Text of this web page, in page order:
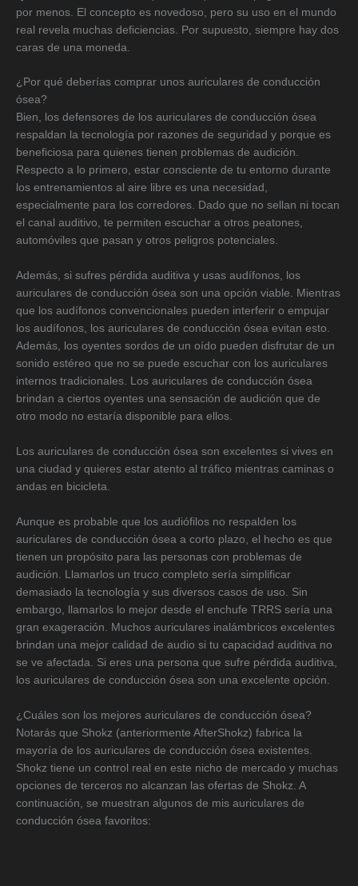
por menos. El concepto es novedoso, pero su uso en el mundo
real revela muchas deficiencias. Por supuesto, siempre hay dos
caras de una moneda.
¿Por qué deberías comprar unos auriculares de conducción
ósea?
Bien, los defensores de los auriculares de conducción ósea
respaldan la tecnología por razones de seguridad y porque es
beneficiosa para quienes tienen problemas de audición.
Respecto a lo primero, estar consciente de tu entorno durante
los entrenamientos al aire libre es una necesidad,
especialmente para los corredores. Dado que no sellan ni tocan
el canal auditivo, te permiten escuchar a otros peatones,
automóviles que pasan y otros peligros potenciales.
Además, si sufres pérdida auditiva y usas audífonos, los
auriculares de conducción ósea son una opción viable. Mientras
que los audífonos convencionales pueden interferir o empujar
los audífonos, los auriculares de conducción ósea evitan esto.
Además, los oyentes sordos de un oído pueden disfrutar de un
sonido estéreo que no se puede escuchar con los auriculares
internos tradicionales. Los auriculares de conducción ósea
brindan a ciertos oyentes una sensación de audición que de
otro modo no estaría disponible para ellos.
Los auriculares de conducción ósea son excelentes si vives en
una ciudad y quieres estar atento al tráfico mientras caminas o
andas en bicicleta.
Aunque es probable que los audiófilos no respalden los
auriculares de conducción ósea a corto plazo, el hecho es que
tienen un propósito para las personas con problemas de
audición. Llamarlos un truco completo sería simplificar
demasiado la tecnología y sus diversos casos de uso. Sin
embargo, llamarlos lo mejor desde el enchufe TRRS sería una
gran exageración. Muchos auriculares inalámbricos excelentes
brindan una mejor calidad de audio si tu capacidad auditiva no
se ve afectada. Si eres una persona que sufre pérdida auditiva,
los auriculares de conducción ósea son una excelente opción.
¿Cuáles son los mejores auriculares de conducción ósea?
Notarás que Shokz (anteriormente AfterShokz) fabrica la
mayoría de los auriculares de conducción ósea existentes.
Shokz tiene un control real en este nicho de mercado y muchas
opciones de terceros no alcanzan las ofertas de Shokz. A
continuación, se muestran algunos de mis auriculares de
conducción ósea favoritos: